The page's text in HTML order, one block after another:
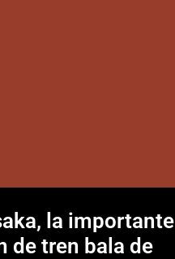
la importante
de tren bala de